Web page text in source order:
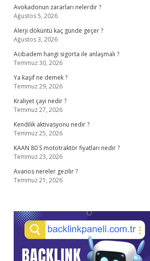
Avokadonun zararları nelerdir ?
Ağustos 5, 2026
Alerji döküntü kaç günde geçer ?
Ağustos 3, 2026
Acibadem hangi sigorta ile anlaşmalı ?
Temmuz 30, 2026
Ya kaşif ne demek ?
Temmuz 29, 2026
Kraliyet çayı nedir ?
Temmuz 27, 2026
Kendilik aktivasyonu nedir ?
Temmuz 25, 2026
KAAN 80 S mototraktör fiyatları nedir ?
Temmuz 23, 2026
Avanos nereler gezilir ?
Temmuz 21, 2026